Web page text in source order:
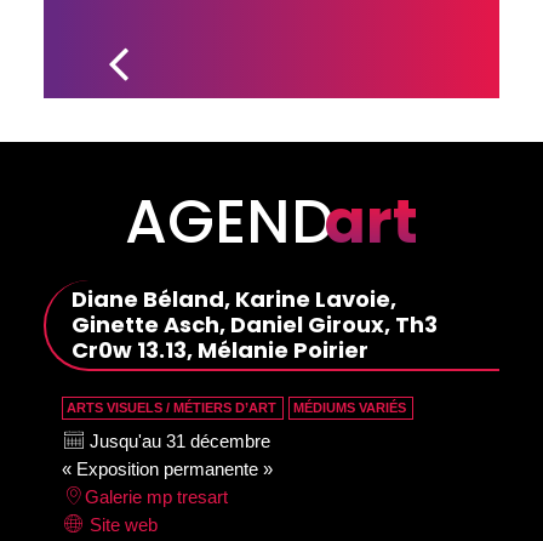
AGENDart
Diane Béland, Karine Lavoie,
Ginette Asch, Daniel Giroux, Th3
Cr0w 13.13, Mélanie Poirier
ARTS VISUELS / MÉTIERS D’ART MÉDIUMS VARIÉS
Jusqu'au 31 décembre
« Exposition permanente »
Galerie mp tresart
Site web